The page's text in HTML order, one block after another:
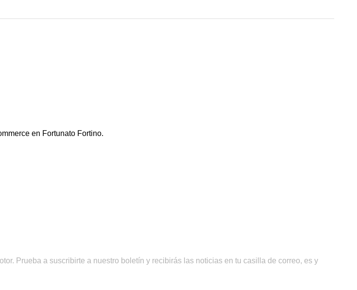
en Fortunato Fortino.
Prueba a suscribirte a nuestro boletín y recibirás las noticias en tu casilla de correo, es y